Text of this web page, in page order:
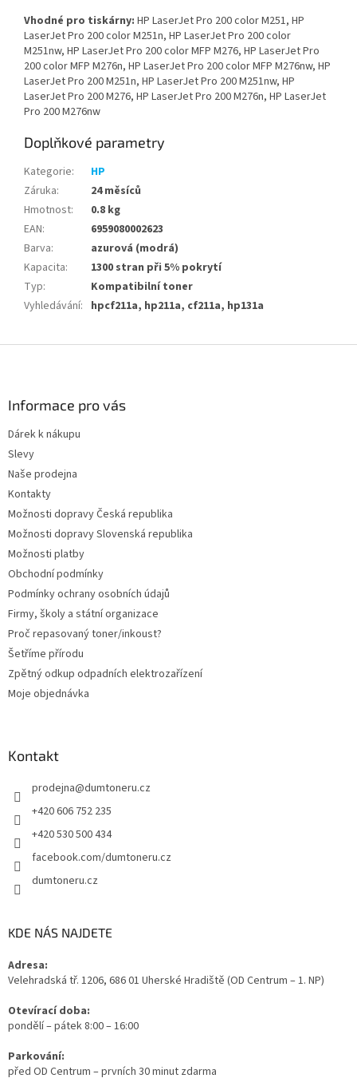
Vhodné pro tiskárny: HP LaserJet Pro 200 color M251, HP
LaserJet Pro 200 color M251n, HP LaserJet Pro 200 color
M251nw, HP LaserJet Pro 200 color MFP M276, HP LaserJet Pro
200 color MFP M276n, HP LaserJet Pro 200 color MFP M276nw, HP
LaserJet Pro 200 M251n, HP LaserJet Pro 200 M251nw, HP
LaserJet Pro 200 M276, HP LaserJet Pro 200 M276n, HP LaserJet
Pro 200 M276nw
Doplňkové parametry
Kategorie:
HP
Záruka:
24 měsíců
Hmotnost:
0.8 kg
EAN:
6959080002623
Barva:
azurová (modrá)
Kapacita:
1300 stran při 5% pokrytí
Typ:
Kompatibilní toner
Vyhledávání: hpcf211a, hp211a, cf211a, hp131a
Informace pro vás
Dárek k nákupu
Slevy
Naše prodejna
Kontakty
Možnosti dopravy Česká republika
Možnosti dopravy Slovenská republika
Možnosti platby
Obchodní podmínky
Podmínky ochrany osobních údajů
Firmy, školy a státní organizace
Proč repasovaný toner/inkoust?
Šetříme přírodu
Zpětný odkup odpadních elektrozařízení
Moje objednávka
Kontakt
prodejna@dumtoneru.cz
+420 606 752 235
+420 530 500 434
facebook.com/dumtoneru.cz
dumtoneru.cz
KDE NÁS NAJDETE
Adresa:
Velehradská tř. 1206, 686 01 Uherské Hradiště (OD Centrum – 1. NP)
Otevírací doba:
pondělí – pátek 8:00 – 16:00
Parkování:
před OD Centrum – prvních 30 minut zdarma